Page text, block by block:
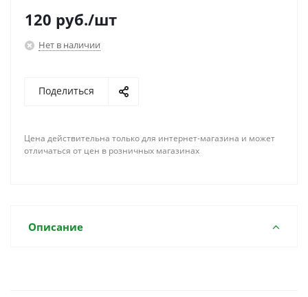
120 руб./шт
Нет в наличии
Поделиться
Цена действительна только для интернет-магазина и может
отличаться от цен в розничных магазинах
Описание